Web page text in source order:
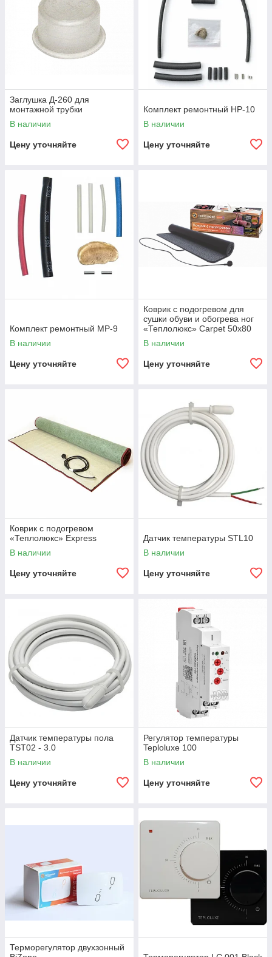
Заглушка Д-260 для
монтажной трубки
В наличии
Цену уточняйте
Комплект ремонтный НР-10
В наличии
Цену уточняйте
Комплект ремонтный МР-9
В наличии
Цену уточняйте
Коврик с подогревом для
сушки обуви и обогрева ног
«Теплолюкс» Carpet 50x80
В наличии
Цену уточняйте
Коврик с подогревом
«Теплолюкс» Express
В наличии
Цену уточняйте
Датчик температуры STL10
В наличии
Цену уточняйте
Датчик температуры пола
TST02 - 3.0
В наличии
Цену уточняйте
Регулятор температуры
Teploluxe 100
В наличии
Цену уточняйте
Терморегулятор двухзонный